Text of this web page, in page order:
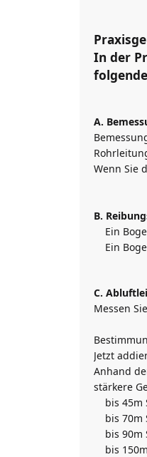
In der
A.
Wenn Sie
B.
Ein
Ein
C.
Messen
Jetzt
Anhand
stärkere
bis 45m
bis 70m
bis 90m
bis 150m